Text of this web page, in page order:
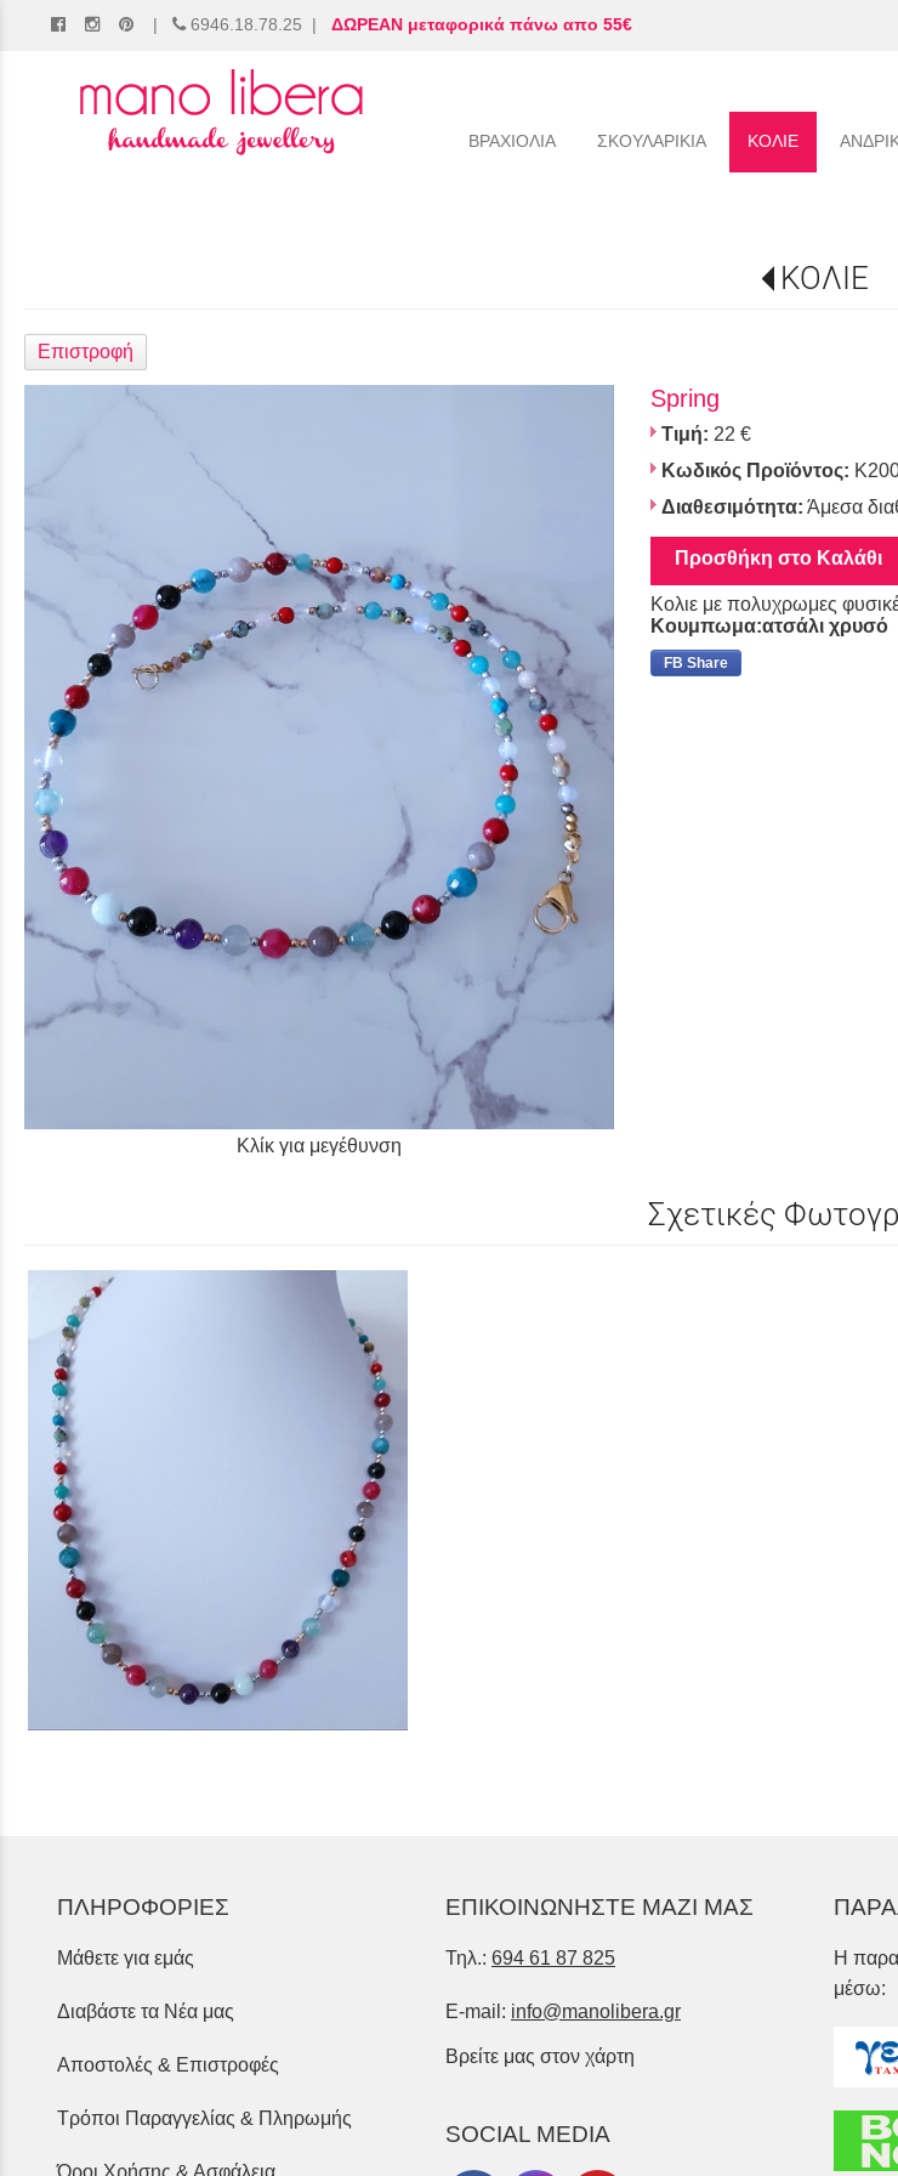
| 6946.18.78.25 | ΔΩΡΕΑΝ μεταφορικά πάνω απο 55€
ΒΡΑΧΙΟΛΙΑ ΣΚΟΥΛΑΡΙΚΙΑ ΚΟΛΙΕ
ΚΟΛΙΕ
Επιστροφή
Κλίκ για μεγέθυνση
Spring
Τιμή: 22 €
Κωδικός Προϊόντος:
Διαθεσιμότητα: Άμεσα
Προσθήκη στο Καλάθι
Κολιε με πολυχρωμες
Κουμπωμα:ατσάλι χρυσό
FB Share
Σχετικές
ΠΛΗΡΟΦΟΡΙΕΣ
Μάθετε για εμάς
Διαβάστε τα Νέα μας
Αποστολές & Επιστροφές
Τρόποι Παραγγελίας & Πληρωμής
ΕΠΙΚΟΙΝΩΝΗΣΤΕ ΜΑΖΙ ΜΑΣ
Τηλ.: 694 61 87 825
E-mail: info@manolibera.gr
Βρείτε μας στον χάρτη
SOCIAL MEDIA
Η
μέσω: